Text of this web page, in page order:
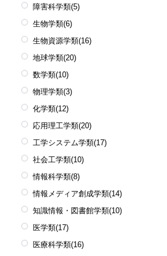
障害科学類(5)
生物学類(6)
生物資源学類(16)
地球学類(20)
数学類(10)
物理学類(3)
化学類(12)
応用理工学類(20)
工学システム学類(17)
社会工学類(10)
情報科学類(8)
情報メディア創成学類(14)
知識情報・図書館学類(10)
医学類(17)
医療科学類(16)